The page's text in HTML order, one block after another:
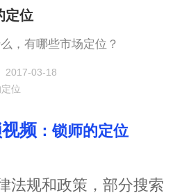
定位
，有哪些市场定位？
2017-03-18
位
频 ：锁师的定位
法规和政策，部分搜索